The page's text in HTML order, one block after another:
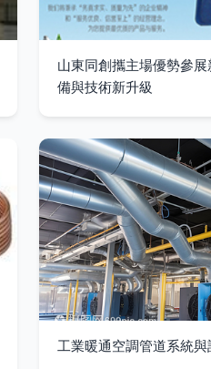
山東同創攜主場優勢參
備與技術新升級
工業暖通空調管道系統